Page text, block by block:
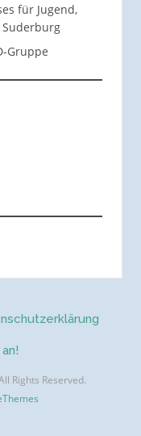
für Jugend,
Gruppe
Rights Reserved.